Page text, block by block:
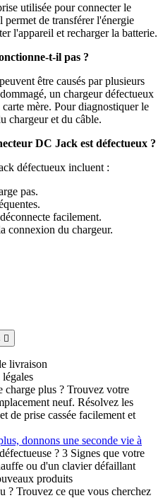
utilisée pour connecter le
de transférer l'énergie
l'appareil et recharger la batterie.
t-il pas ?
être causés par plusieurs
un chargeur défectueux
mère. Pour diagnostiquer le
chargeur et du câble.
DC Jack est défectueux ?
défectueux incluent :
pas.
facilement.
connexion du chargeur.

livraison
charge plus ? Trouvez votre
neuf. Résolvez les
de prise cassée facilement et
donnons une seconde vie à
? 3 Signes que votre
ou d'un clavier défaillant
produits
? Trouvez ce que vous cherchez